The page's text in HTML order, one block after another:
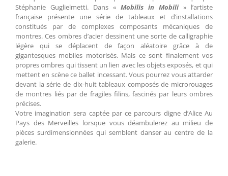
Stéphanie Guglielmetti. Dans « Mobilis in Mobili » l’artiste
française présente une série de tableaux et d’installations
constitués par de complexes composants mécaniques de
montres. Ces ombres d’acier dessinent une sorte de calligraphie
légère qui se déplacent de façon aléatoire grâce à de
gigantesques mobiles motorisés. Mais ce sont finalement vos
propres ombres qui tissent un lien avec les objets exposés, et qui
mettent en scène ce ballet incessant. Vous pourrez vous attarder
devant la série de dix-huit tableaux composés de microrouages
de montres liés par de fragiles filins, fascinés par leurs ombres
précises.
Votre imagination sera captée par ce parcours digne d’Alice Au
Pays des Merveilles lorsque vous déambulerez au milieu de
pièces surdimensionnées qui semblent danser au centre de la
galerie.